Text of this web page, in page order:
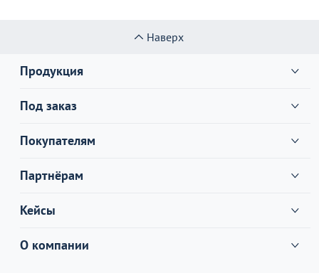
Наверх
Продукция
Под заказ
Покупателям
Партнёрам
Кейсы
О компании